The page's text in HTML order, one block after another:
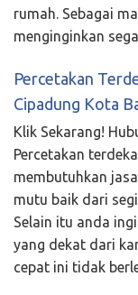
rumah. Sebagai
menginginkan
Percetakan
Cipadung Kota
Klik Sekarang!
Percetakan
membutuhkan
mutu baik dari
Selain itu anda
yang dekat dari
cepat ini tidak